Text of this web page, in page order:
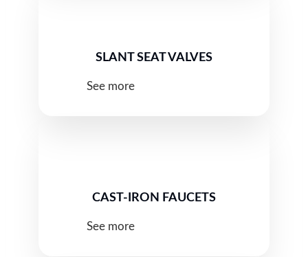
SLANT SEAT VALVES
See more
CAST-IRON FAUCETS
See more